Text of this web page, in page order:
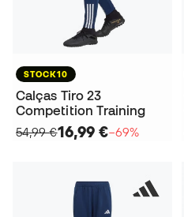
STOCK10
Calças Tiro 23
Competition Training
54,99 €16,99 €−69%